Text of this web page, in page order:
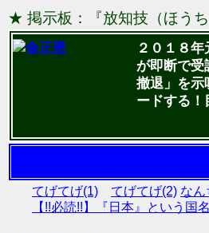
★ 掲示板：『放知技（ほう
２０１８
が即断で受
撤退」を示
ードする！
てげてげ(1) てげてげ(2) なん
【!!必読!!】『日本』という国